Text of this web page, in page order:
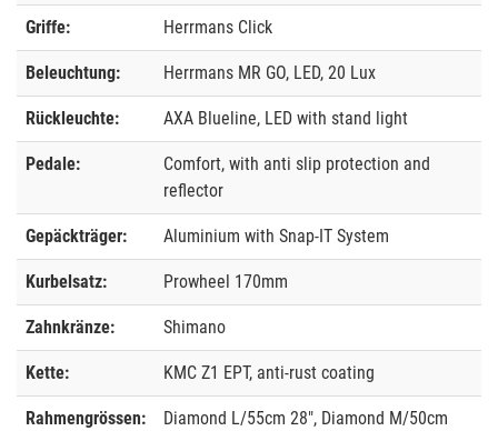
Griffe: Herrmans Click
Beleuchtung: Herrmans MR GO, LED, 20 Lux
Rückleuchte: AXA Blueline, LED with stand light
Pedale:
Comfort, with anti slip protection and
reflector
Gepäckträger: Aluminium with Snap-IT System
Kurbelsatz: Prowheel 170mm
Zahnkränze: Shimano
Kette: KMC Z1 EPT, anti-rust coating
Rahmengrössen:
Diamond L/55cm 28", Diamond M/50cm